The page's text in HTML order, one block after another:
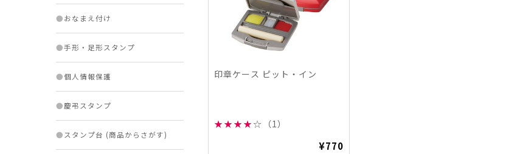
●おなまえ付け
●手形・足形スタンプ
●個人情報保護
●慶弔スタンプ
● スタンプ台 (商品からさがす)
印章ケース ピット・イン
★★★★☆ （1）
¥770